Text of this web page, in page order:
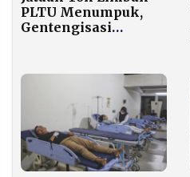
PLTU Menumpuk,
Gentengisasi